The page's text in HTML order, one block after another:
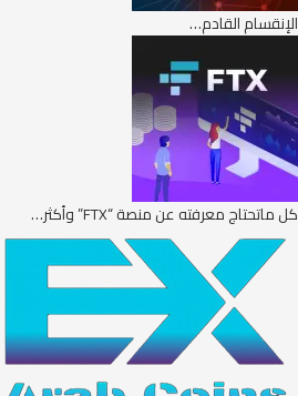
الإنقسام القادم…
كل ماتحتاج معرفته عن منصة “FTX” وأكثر…